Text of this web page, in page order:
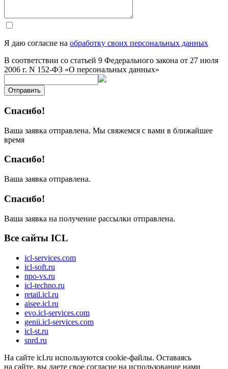
Я даю согласие на обработку своих персональных данных
В соответствии со статьей 9 Федерального закона от 27 июля
2006 г. N 152-ФЗ «О персональных данных»
Отправить
Спасибо!
Ваша заявка отправлена. Мы свяжемся с вами в ближайшее
время
Спасибо!
Ваша заявка отправлена.
Спасибо!
Ваша заявка на получение рассылки отправлена.
Все сайты ICL
icl-services.com
icl-soft.ru
npo-vs.ru
icl-techno.ru
retail.icl.ru
aisee.icl.ru
evo.icl-services.com
genii.icl-services.com
icl-st.ru
snrd.ru
На сайте icl.ru используются cookie-файлы. Оставаясь
на сайте, вы даете свое согласие на использование нами